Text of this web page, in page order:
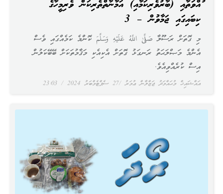
ޤުއްވަތާއި (ބާރުވެރިކަމާއި) އަމާނާތްތެރިކަން ވެރިމީހާގެ
ކިބައިގައި ޖަމާވުން – 3
އައްޝައިޚް މުޙައްމަދު ޖަޒްލާން ޢުމަރު 27 ސެޕްޓެމްބަރު 2024
މި ގޮތަށް ރަސޫލާ صَلَّىٰ اللَّهُ عَلَيْهِ وَسَلَّمَ ކޮންމެ ކަމެއްގައި ވެސް
އެންމެ މަޞްލަޙަތު ރަނގަޅު ގޮތަށް އެކިއެކި މަޤާމުތަކަށް ބޭބޭކަލުން
އިސް ކުރެއްވިއެވެ.